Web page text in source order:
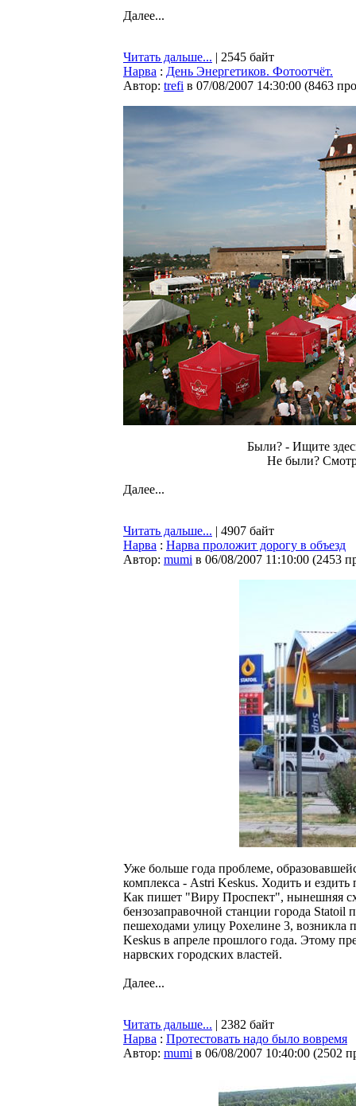
Далее...
Читать дальше... | 2545 байт
Нарва : День Энергетиков. Фотоотчёт.
Автор: trefi в 07/08/2007 14:30:00 (8463
Были? - Ищите
Не были?
Далее...
Читать дальше... | 4907 байт
Нарва : Нарва проложит дорогу в объезд
Автор: mumi в 06/08/2007 11:10:00 (2453
Уже больше года проблеме,
комплекса - Astri Keskus. Ходить и ездить
Как пишет "Виру Проспект", нынешняя
бензозаправочной станции города
пешеходами улицу Рохелине 3, возникла
Keskus в апреле прошлого года. Этому
нарвских городских властей.
Далее...
Читать дальше... | 2382 байт
Нарва : Протестовать надо было вовремя
Автор: mumi в 06/08/2007 10:40:00 (2502